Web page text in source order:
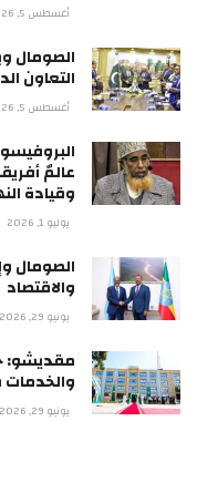
أغسطس 5, 2026
الصومال
التعاون
أغسطس 5, 2026
عالمٌ
وقيادة
يوليو 1, 2026
الصومال
والاقتصاد
يونيو 29, 2026
مقديشو:
يونيو 29, 2026